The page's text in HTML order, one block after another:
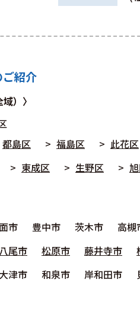
紹介
）〉
都島区 福島区
此花区
東成区 生野区
市 豊中市 茨木市
高槻
八尾市 松原市 藤井寺市
津市 和泉市 岸和田市